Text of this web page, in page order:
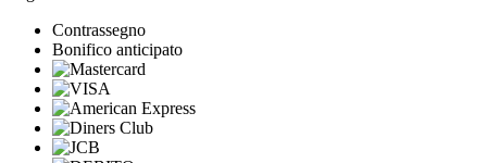
Contrassegno
Bonifico anticipato